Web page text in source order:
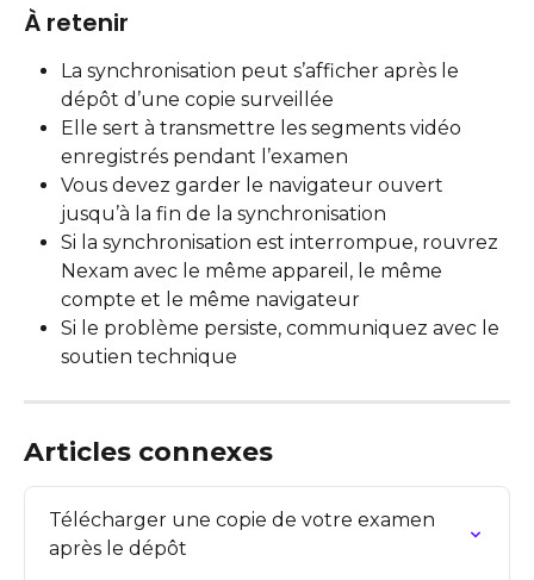
À retenir
La synchronisation peut s’afficher après le
dépôt d’une copie surveillée
Elle sert à transmettre les segments vidéo
enregistrés pendant l’examen
Vous devez garder le navigateur ouvert
jusqu’à la fin de la synchronisation
Si la synchronisation est interrompue, rouvrez
Nexam avec le même appareil, le même
compte et le même navigateur
Si le problème persiste, communiquez avec le
soutien technique
Articles connexes
Télécharger une copie de votre examen
après le dépôt